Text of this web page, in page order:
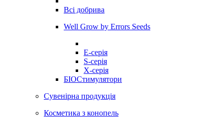
Всі добрива
Well Grow by Errors Seeds
E-серія
S-серія
X-серія
БІОСтимулятори
Сувенірна продукція
Косметика з конопель